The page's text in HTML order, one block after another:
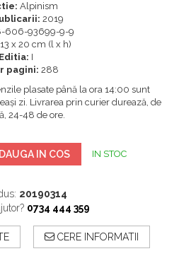
Alpinism
2019
606-93699-9-9
13 x 20 cm (l x h)
Editia: I
pagini: 288
plasate până la ora 14:00 sunt
zi. Livrarea prin curier durează, de
24-48 de ore.
IN COS IN STOC
20190314
0734 444 359
CERE INFORMATII